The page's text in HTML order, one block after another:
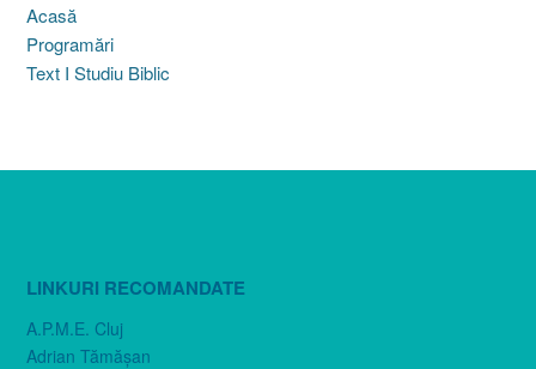
Acasă
Programări
Text I Studiu Biblic
LINKURI RECOMANDATE
A.P.M.E. Cluj
Adrian Tămăşan